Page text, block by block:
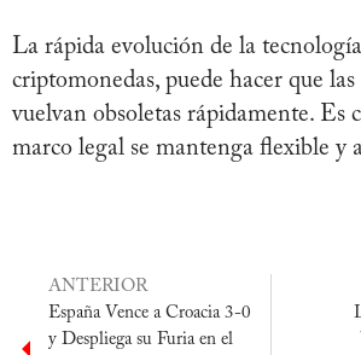
La rápida evolución de la
criptomonedas, puede hacer que las
vuelvan obsoletas rápidamente. Es
marco legal se mantenga flexible y
ANTERIOR
España Vence a Croacia 3-0
y Despliega su Furia en el